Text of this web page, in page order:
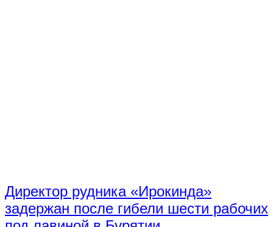
Директор рудника «Ирокинда»
задержан после гибели шести рабочих